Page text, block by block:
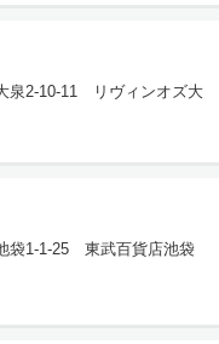
泉2-10-11 リヴィンオズ大
袋1-1-25 東武百貨店池袋